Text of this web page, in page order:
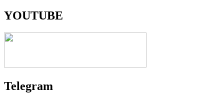
YOUTUBE
Telegram